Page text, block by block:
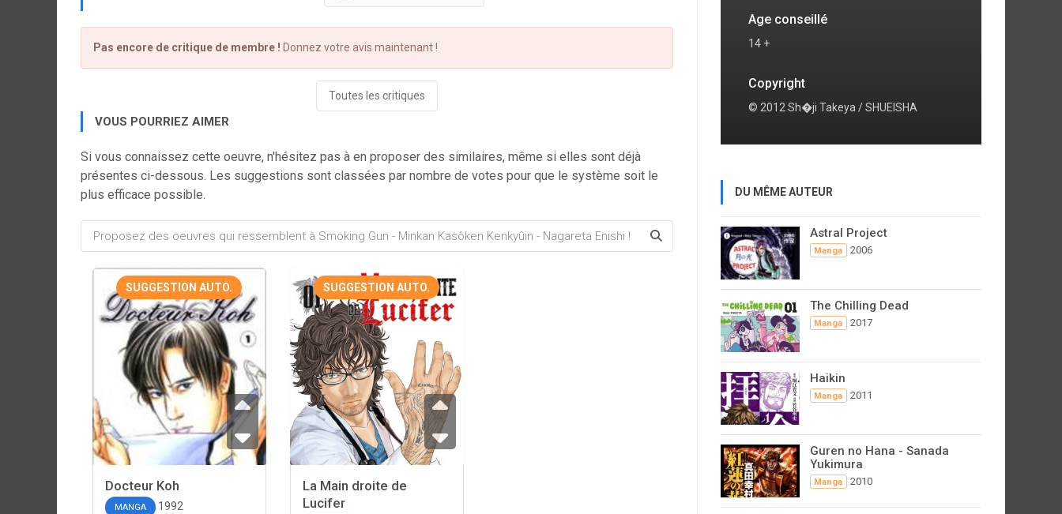
Pas encore de critique de membre ! Donnez votre avis maintenant !
Toutes les critiques
VOUS POURRIEZ AIMER
Si vous connaissez cette oeuvre, n'hésitez pas à en proposer des similaires, même si elles sont déjà
présentes ci-dessous. Les suggestions sont classées par nombre de votes pour que le système soit le
plus efficace possible.
SUGGESTION AUTO.
Docteur Koh
MANGA 1992
SUGGESTION AUTO.
La Main droite de
Lucifer
Age conseillé
14 +
Copyright
© 2012 Sh�ji Takeya / SHUEISHA
DU MÊME AUTEUR
Astral Project
Manga 2006
The Chilling Dead
Manga 2017
Haikin
Manga 2011
Guren no Hana - Sanada
Yukimura
Manga 2010